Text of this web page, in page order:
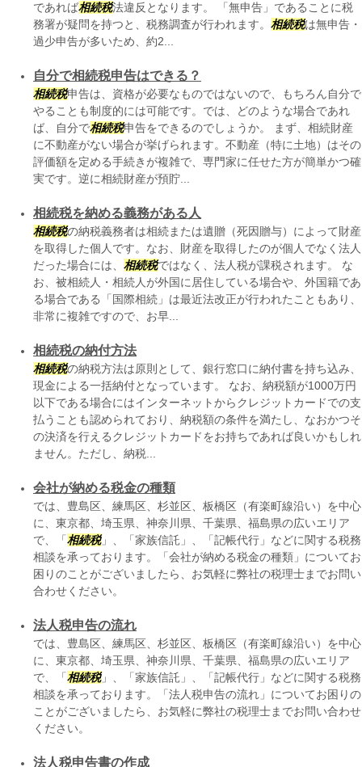
であれば相続税法違反となります。 「無申告」であることに税
務署が疑問を持つと、税務調査が行われます。 相続税は無申告・
過少申告が多いため、約2...
自分で相続税申告はできる？
相続税申告は、資格が必要なものではないので、もちろん自分で
やることも制度的には可能です。では、どのような場合であれ
ば、自分で相続税申告をできるのでしょうか。 まず、相続財産
に不動産がない場合が挙げられます。不動産（特に土地）はその
評価額を定める手続きが複雑で、専門家に任せた方が簡単かつ確
実です。逆に相続財産が預貯...
相続税を納める義務がある人
相続税の納税義務者は相続または遺贈（死因贈与）によって財産
を取得した個人です。なお、財産を取得したのが個人でなく法人
だった場合には、 相続税ではなく、法人税が課税されます。 な
お、被相続人・相続人が外国に居住している場合や、外国籍であ
る場合である「国際相続」は最近法改正が行われたこともあり、
非常に複雑ですので、お早...
相続税の納付方法
相続税の納税方法は原則として、銀行窓口に納付書を持ち込み、
現金による一括納付となっています。 なお、納税額が1000万円
以下である場合にはインターネットからクレジットカードでの支
払うことも認められており、納税額の条件を満たし、なおかつそ
の決済を行えるクレジットカードをお持ちであれば良いかもしれ
ません。ただし、納税...
会社が納める税金の種類
では、豊島区、練馬区、杉並区、板橋区（有楽町線沿い）を中心
に、東京都、埼玉県、神奈川県、千葉県、福島県の広いエリア
で、「 相続税」、「家族信託」、「記帳代行」などに関する税務
相談を承っております。「会社が納める税金の種類」についてお
困りのことがございましたら、お気軽に弊社の税理士までお問い
合わせください。
法人税申告の流れ
では、豊島区、練馬区、杉並区、板橋区（有楽町線沿い）を中心
に、東京都、埼玉県、神奈川県、千葉県、福島県の広いエリア
で、「 相続税」、「家族信託」、「記帳代行」などに関する税務
相談を承っております。「法人税申告の流れ」についてお困りの
ことがございましたら、お気軽に弊社の税理士までお問い合わせ
ください。
法人税申告書の作成